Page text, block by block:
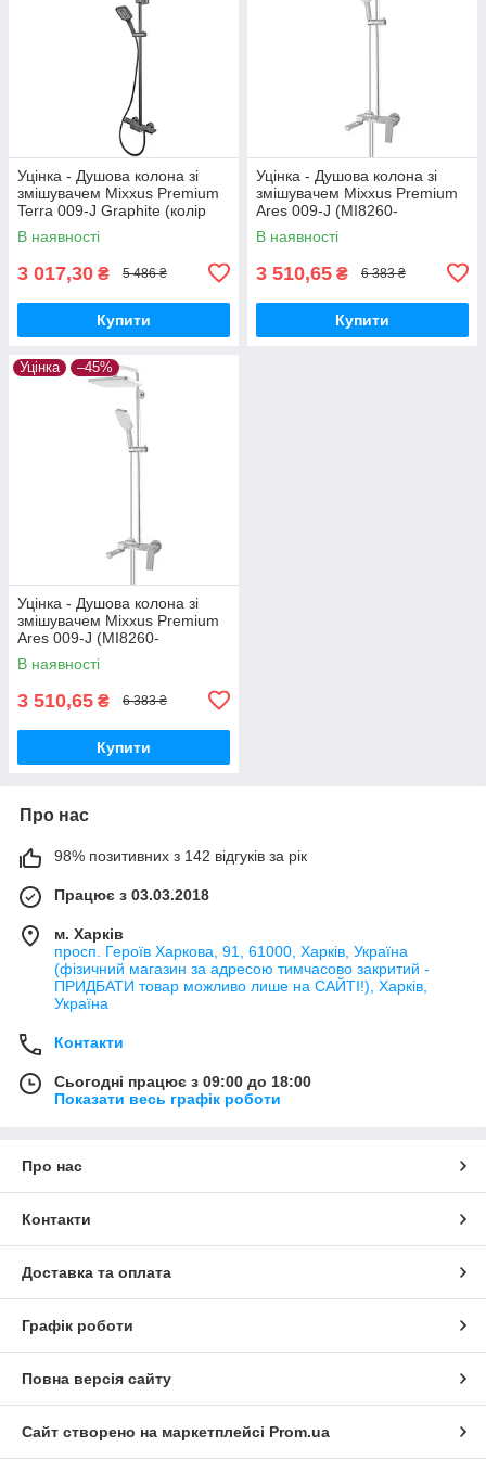
Уцінка - Душова колона зі
змішувачем Mixxus Premium
Terra 009-J Graphite (колір
графіт) (MI8385-20260703-
10374)
В наявності
3 017,30 ₴ 5 486 ₴
Купити
Уцінка - Душова колона зі
змішувачем Mixxus Premium
Ares 009-J (MI8260-
20260612-9095)
В наявності
3 510,65 ₴ 6 383 ₴
Купити
Уцінка –45%
Уцінка - Душова колона зі
змішувачем Mixxus Premium
Ares 009-J (MI8260-
20260612-9013)
В наявності
3 510,65 ₴ 6 383 ₴
Купити
Про нас
98% позитивних з 142 відгуків за рік
Працює з 03.03.2018
м. Харків
просп. Героїв Харкова, 91, 61000, Харків, Україна
(фізичний магазин за адресою тимчасово закритий -
ПРИДБАТИ товар можливо лише на САЙТІ!), Харків,
Україна
Контакти
Сьогодні працює з 09:00 до 18:00
Показати весь графік роботи
Про нас
Контакти
Доставка та оплата
Графік роботи
Повна версія сайту
Сайт створено на маркетплейсі Prom.ua